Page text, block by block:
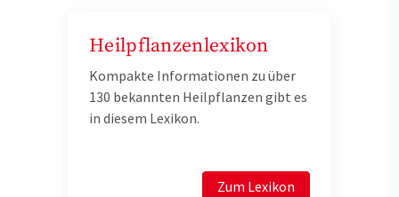
Heilpflanzenlexikon
Kompakte Informationen zu über
130 bekannten Heilpflanzen gibt es
in diesem Lexikon.
Zum Lexikon